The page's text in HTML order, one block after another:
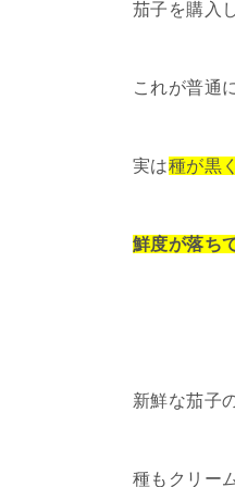
茄子を購入
これが普通
実は種が黒
鮮度が落ち
新鮮な茄子
種もクリー